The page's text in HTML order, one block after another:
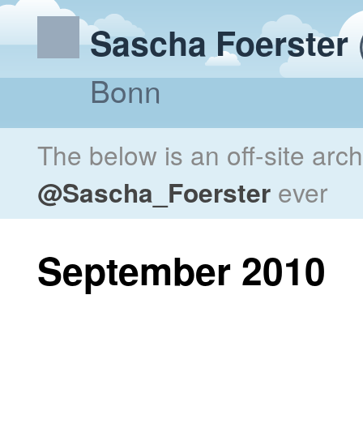
Sascha Foerster
Bonn
The below is an off-site
@Sascha_Foerster ever
September 2010